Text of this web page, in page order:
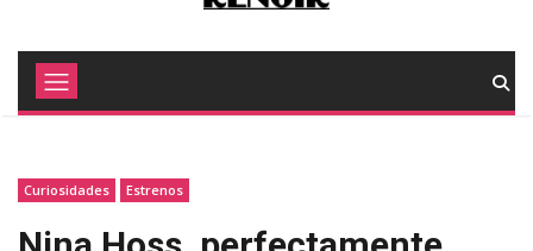
Curiosidades Estrenos